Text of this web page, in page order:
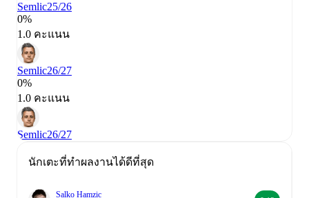
Semlic25/26
0%
1.0 คะแนน
Semlic26/27
0%
1.0 คะแนน
Semlic26/27
นักเตะที่ทำผลงานได้ดีที่สุด
Salko Hamzic